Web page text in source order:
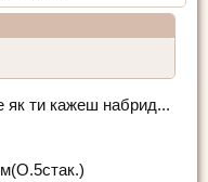
як ти кажеш набрид...